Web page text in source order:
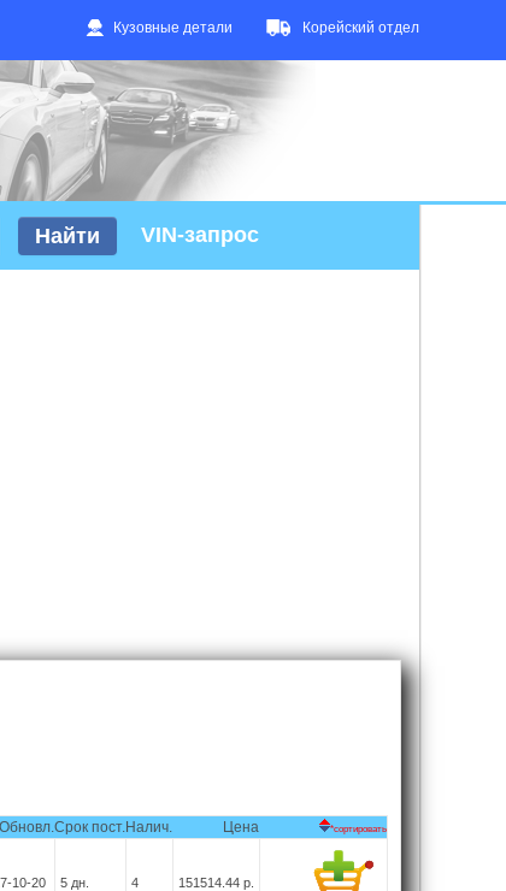
Кузовные детали Корейский отдел
VIN-запрос
Обновл.Срок пост.Налич. Цена *сортировать
10-20 5 дн. 4 151514.44 р.